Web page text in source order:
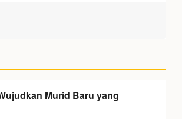
Murid Baru yang